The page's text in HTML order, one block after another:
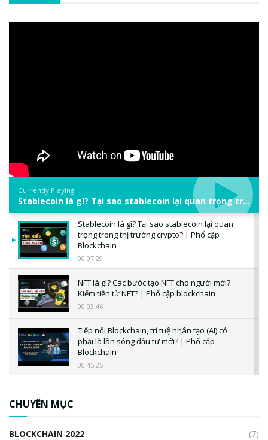
Currently Playing
Stablecoin là gì? Tại sao stablecoin lại quan trọng trong thị trường crypto? | Phổ cập Blockchain
Stablecoin là gì? Tại sao stablecoin lại quan
trọng trong thị trường crypto? | Phổ cập
Blockchain
00:07:29
NFT là gì? Các bước tạo NFT cho người mới?
Kiếm tiền từ NFT? | Phổ cập blockchain
00:03:46
Tiếp nối Blockchain, trí tuệ nhân tạo (AI) có
phải là làn sóng đầu tư mới? | Phổ cập
Blockchain
00:45:25
CHUYÊN MỤC
BLOCKCHAIN 2022
(7)